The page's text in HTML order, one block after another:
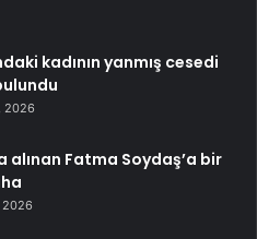
kadının yanmış cesedi
2026
alınan Fatma Soydaş’a bir
2026